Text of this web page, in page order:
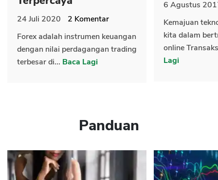
24 Juli 2020 2 Komentar
Forex adalah instrumen keuangan
dengan nilai perdagangan trading
terbesar di... Baca Lagi
6 Agustus
Kemajuan
kita dalam
online
Lagi
Panduan